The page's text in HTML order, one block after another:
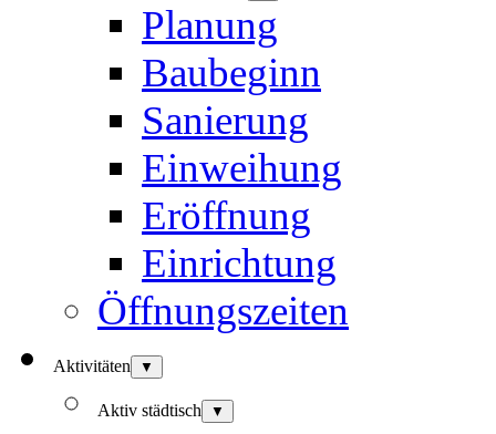
Planung
Baubeginn
Sanierung
Einweihung
Eröffnung
Einrichtung
Öffnungszeiten
Aktivitäten ▼
Aktiv städtisch ▼